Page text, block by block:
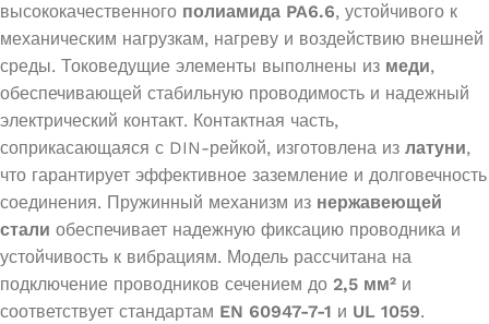
высококачественного полиамида PA6.6, устойчивого к
механическим нагрузкам, нагреву и воздействию внешней
среды. Токоведущие элементы выполнены из меди,
обеспечивающей стабильную проводимость и надежный
электрический контакт. Контактная часть,
соприкасающаяся с DIN-рейкой, изготовлена из латуни,
что гарантирует эффективное заземление и долговечность
соединения. Пружинный механизм из нержавеющей
стали обеспечивает надежную фиксацию проводника и
устойчивость к вибрациям. Модель рассчитана на
подключение проводников сечением до 2,5 мм² и
соответствует стандартам EN 60947-7-1 и UL 1059.